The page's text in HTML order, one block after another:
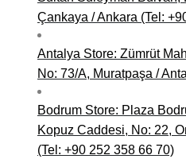
Çankaya / Ankara (Tel:
Antalya Store: Zümrüt
No: 73/A, Muratpaşa /
Bodrum Store: Plaza
Kopuz Caddesi, No: 22,
(Tel: +90 252 358 66 70)